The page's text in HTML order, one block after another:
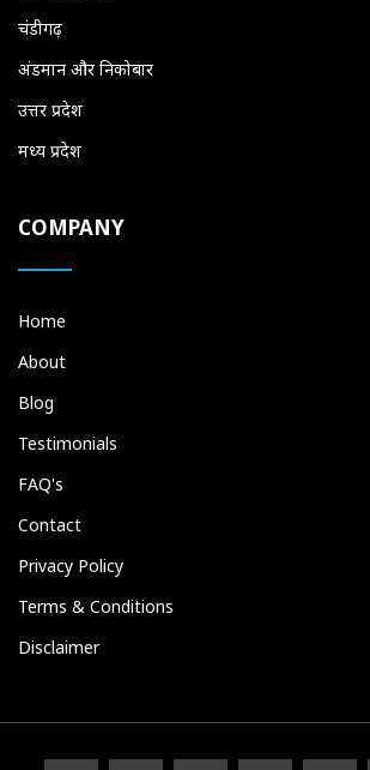
चंडीगढ़
अंडमान और निकोबार
उत्तर प्रदेश
मध्य प्रदेश
COMPANY
Home
About
Blog
Testimonials
FAQ's
Contact
Privacy Policy
Terms & Conditions
Disclaimer